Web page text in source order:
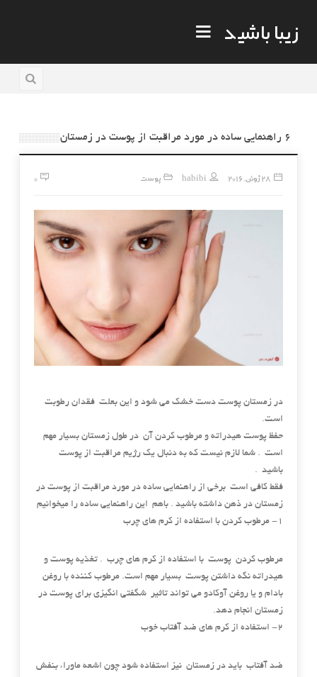
زیبا باشید
۶ راهنمایی ساده در مورد مراقبت از پوست در زمستان
28 ژوئن, 2016 habibi پوست 0
در زمستان پوست دست خشک می شود و این بعلت فقدان رطوبت
است.
حفظ پوست هیدراته و مرطوب کردن آن در طول زمستان بسیار مهم
است . شما لازم نیست که به دنبال یک رژیم مراقبت از پوست
باشید .
فقط کافی است برخی از راهنمایی ساده در مورد مراقبت از پوست در
زمستان در ذهن داشته باشید . باهم این راهنمایی ساده را میخوانیم
۱- مرطوب کردن با استفاده از کرم های چرب
مرطوب کردن پوست با استفاده از کرم های چرب . تغذیه پوست و
هیدراته نگه داشتن پوست بسیار مهم است. مرطوب کننده با روغن
بادام و یا روغن آوکادو می تواند تاثیر شگفتی انگیزی برای پوست در
زمستان انجام دهد.
۲- استفاده از کرم های ضد آفتاب خوب
ضد آفتاب باید در زمستان نیز استفاده شود چون اشعه ماوراء بنفش